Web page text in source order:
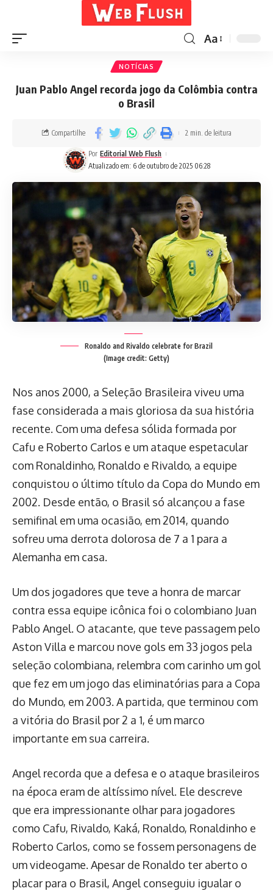
Aa
NOTÍCIAS
Juan Pablo Angel recorda jogo da Colômbia contra
o Brasil
Atualizado em: 6 de outubro de 2025 06:28
Por Editorial Web Flush
Compartilhe 2 min. de leitura
Ronaldo and Rivaldo celebrate for Brazil
(Image credit: Getty)
Nos anos 2000, a Seleção Brasileira viveu uma
fase considerada a mais gloriosa da sua história
recente. Com uma defesa sólida formada por
Cafu e Roberto Carlos e um ataque espetacular
com Ronaldinho, Ronaldo e Rivaldo, a equipe
conquistou o último título da Copa do Mundo em
2002. Desde então, o Brasil só alcançou a fase
semifinal em uma ocasião, em 2014, quando
sofreu uma derrota dolorosa de 7 a 1 para a
Alemanha em casa.
Um dos jogadores que teve a honra de marcar
contra essa equipe icônica foi o colombiano Juan
Pablo Angel. O atacante, que teve passagem pelo
Aston Villa e marcou nove gols em 33 jogos pela
seleção colombiana, relembra com carinho um gol
que fez em um jogo das eliminatórias para a Copa
do Mundo, em 2003. A partida, que terminou com
a vitória do Brasil por 2 a 1, é um marco
importante em sua carreira.
Angel recorda que a defesa e o ataque brasileiros
na época eram de altíssimo nível. Ele descreve
que era impressionante olhar para jogadores
como Cafu, Rivaldo, Kaká, Ronaldo, Ronaldinho e
Roberto Carlos, como se fossem personagens de
um videogame. Apesar de Ronaldo ter aberto o
placar para o Brasil, Angel conseguiu igualar o